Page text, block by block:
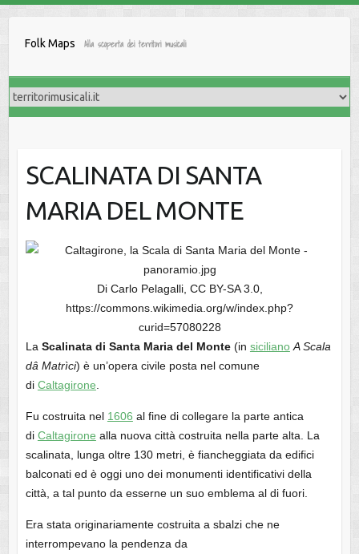
Folk Maps Alla scoperta dei territori musicali
SCALINATA DI SANTA
MARIA DEL MONTE
Di Carlo Pelagalli, CC BY-SA 3.0,
https://commons.wikimedia.org/w/index.php?
curid=57080228
La Scalinata di Santa Maria del Monte(in siciliano A Scala
dâ Matrìci) è un’opera civile posta nel comune
di Caltagirone
Fu costruita nel 1606 al fine di collegare la parte antica
di Caltagirone alla nuova città costruita nella parte alta. La
scalinata, lunga oltre 130 metri, è fiancheggiata da edifici
balconati ed è oggi uno dei monumenti identificativi della
città, a tal punto da esserne un suo emblema al di fuori.
Era stata originariamente costruita a sbalzi che ne
interrompevano la pendenza da